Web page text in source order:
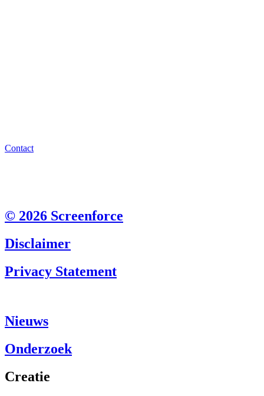
Contact
© 2026 Screenforce
Disclaimer
Privacy Statement
Nieuws
Onderzoek
Creatie